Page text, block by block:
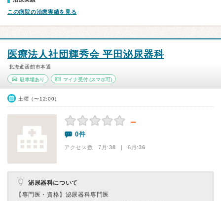
この病院の治療実績を見る
医療法人社団輝秀会 平田泌尿器科
北海道函館市本通
駐車場あり マイナ受付(スマホ可)
土曜（〜12:00）
－
0件
アクセス数 7月:38 | 6月:36
泌尿器科について
【専門医・資格】 泌尿器科専門医